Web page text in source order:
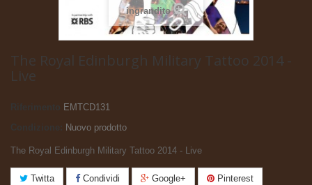
ingrandito
The Royal Edinburgh Military Tattoo 2014 -
Live
Riferimento
EMTCD131
Nuovo prodotto
The Royal Edinburgh Military Tattoo 2014 - Live
Twitta Condividi Google+ Pinterest